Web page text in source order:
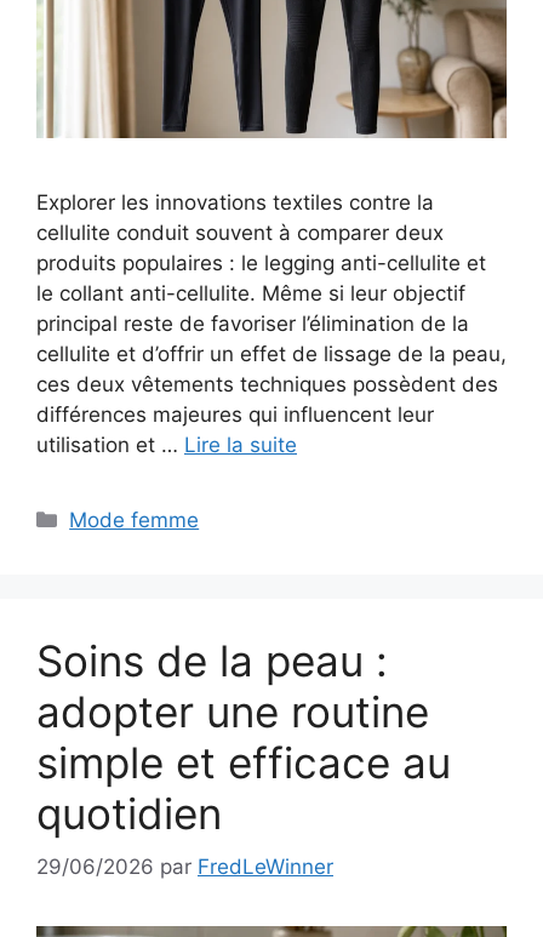
Explorer les innovations textiles contre la
cellulite conduit souvent à comparer deux
produits populaires : le legging anti-cellulite et
le collant anti-cellulite. Même si leur objectif
principal reste de favoriser l’élimination de la
cellulite et d’offrir un effet de lissage de la peau,
ces deux vêtements techniques possèdent des
différences majeures qui influencent leur
utilisation et … Lire la suite
Catégories
Mode femme
Soins de la peau :
adopter une routine
simple et efficace au
quotidien
29/06/2026 par FredLeWinner